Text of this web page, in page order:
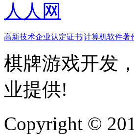
人人网
高新技术企业认定证书|计算机软件著
棋牌游戏开发
业提供!
Copyright ©